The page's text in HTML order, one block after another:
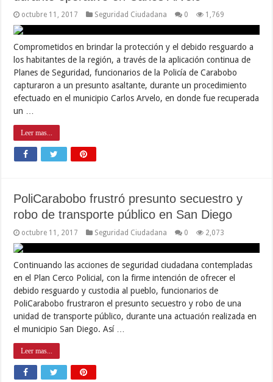
octubre 11, 2017 Seguridad Ciudadana 0 1,769
Comprometidos en brindar la protección y el debido resguardo a
los habitantes de la región, a través de la aplicación continua de
Planes de Seguridad, funcionarios de la Policía de Carabobo
capturaron a un presunto asaltante, durante un procedimiento
efectuado en el municipio Carlos Arvelo, en donde fue recuperada
un …
Leer mas...
PoliCarabobo frustró presunto secuestro y
robo de transporte público en San Diego
octubre 11, 2017 Seguridad Ciudadana 0 2,073
Continuando las acciones de seguridad ciudadana contempladas
en el Plan Cerco Policial, con la firme intención de ofrecer el
debido resguardo y custodia al pueblo, funcionarios de
PoliCarabobo frustraron el presunto secuestro y robo de una
unidad de transporte público, durante una actuación realizada en
el municipio San Diego. Así …
Leer mas...